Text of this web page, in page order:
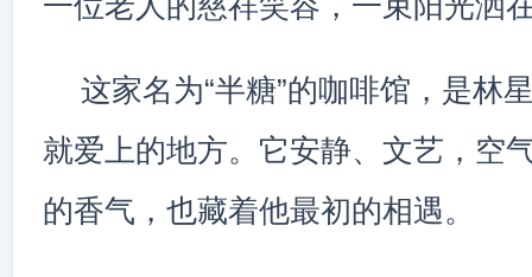
这家名为“半糖”的咖啡馆，是林
就爱上的地方。它安静、文艺，空
的香气，也藏着他最初的相遇。